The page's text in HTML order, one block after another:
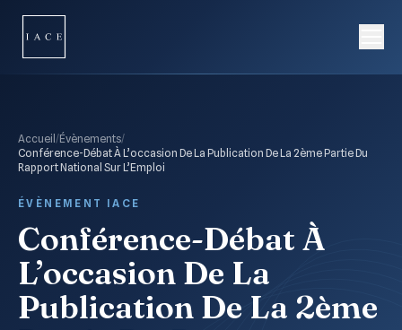
Accueil /Évènements/
Conférence-Débat À L’occasion De La Publication De La 2ème Partie Du
Rapport National Sur L’Emploi
ÉVÈNEMENT IACE
Conférence-Débat À
L’occasion De La
Publication De La 2ème